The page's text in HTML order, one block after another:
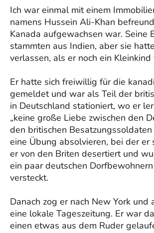
Ich war einmal mit einem
namens Hussein Ali-Khan
Kanada aufgewachsen war. Seine
stammten aus Indien, aber sie
verlassen, als er noch ein Kleinkind
Er hatte sich freiwillig für die
gemeldet und war als Teil der
in Deutschland stationiert, wo er
„keine große Liebe zwischen den
den britischen
eine Übung absolvieren, bei der er
er von den Briten desertiert und
ein paar deutschen
versteckt.
Danach zog er nach New York und
eine lokale Tageszeitung. Er war
einen etwas aus dem Ruder